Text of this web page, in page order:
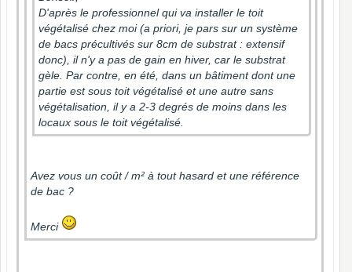
D'après le professionnel qui va installer le toit
végétalisé chez moi (a priori, je pars sur un système
de bacs précultivés sur 8cm de substrat : extensif
donc), il n'y a pas de gain en hiver, car le substrat
gèle. Par contre, en été, dans un bâtiment dont une
partie est sous toit végétalisé et une autre sans
végétalisation, il y a 2-3 degrés de moins dans les
locaux sous le toit végétalisé.
Avez vous un coût / m² à tout hasard et une référence
de bac ?
Merci